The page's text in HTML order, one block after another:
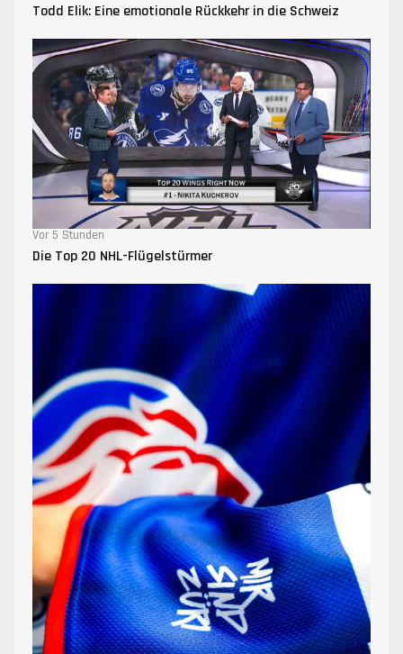
Todd Elik: Eine emotionale Rückkehr in die Schweiz
Vor 5 Stunden
Die Top 20 NHL-Flügelstürmer